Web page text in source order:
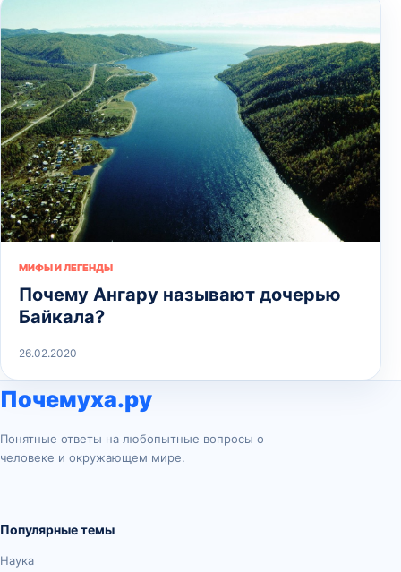
МИФЫ И ЛЕГЕНДЫ
Почему Ангару называют дочерью
Байкала?
26.02.2020
Почемуха.ру
Понятные ответы на любопытные вопросы о
человеке и окружающем мире.
Популярные темы
Наука